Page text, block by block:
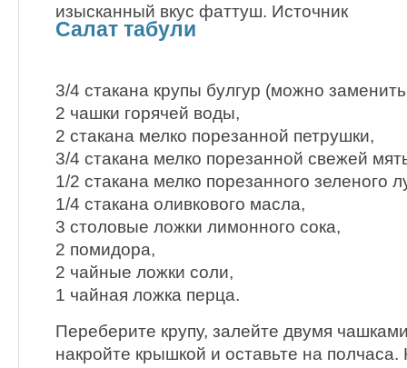
изысканный вкус фаттуш. Источник
Салат табули
3/4 стакана крупы булгур (можно
2 чашки горячей воды,
2 стакана мелко порезанной петрушки,
3/4 стакана мелко порезанной свежей
1/2 стакана мелко порезанного зеленого
1/4 стакана оливкового масла,
3 столовые ложки лимонного сока,
2 помидора,
2 чайные ложки соли,
1 чайная ложка перца.
Переберите крупу, залейте двумя
накройте крышкой и оставьте на полчаса.